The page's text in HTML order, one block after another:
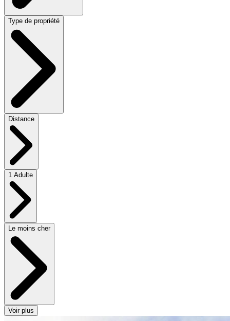
Type de propriété
Distance
1 Adulte
Le moins cher
Voir plus